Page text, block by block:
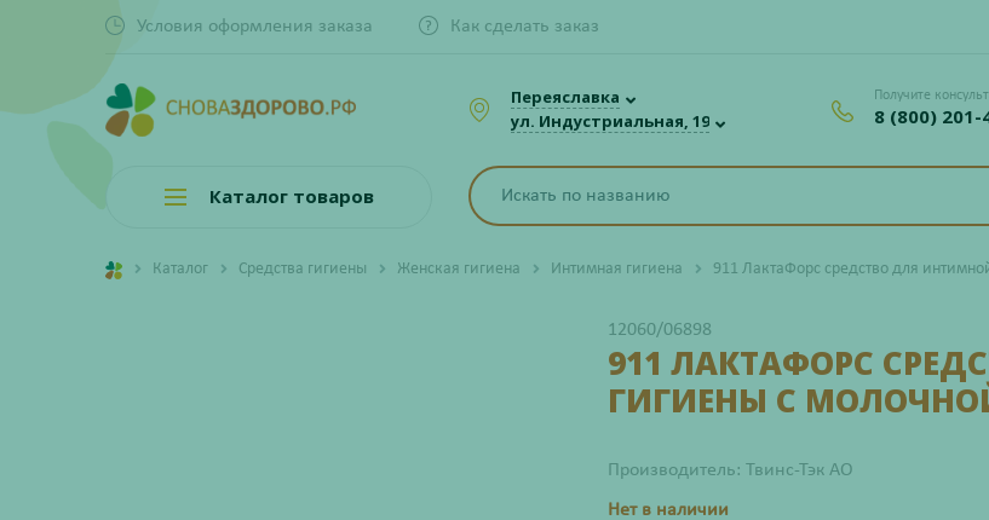
Условия оформления заказа Как сделать заказ
Переяславка
ул. Индустриальная, 19
Получите
8 (800)
Каталог товаров
Каталог Средства гигиены Женская гигиена Интимная гигиена 911 ЛактаФорс средство для
12060/06898
911 ЛАКТАФОРС
ГИГИЕНЫ С
Производитель: Твинс-Тэк АО
Нет в наличии